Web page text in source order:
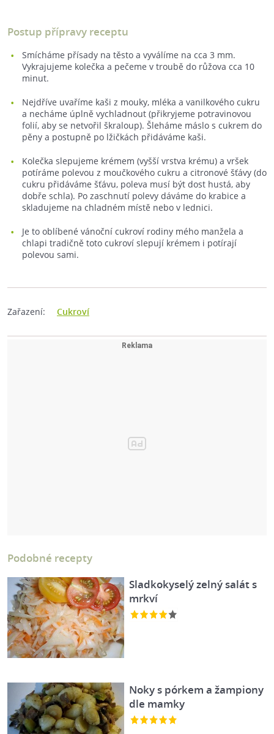
Postup přípravy receptu
Smícháme přísady na těsto a vyválíme na cca 3 mm.
Vykrajujeme kolečka a pečeme v troubě do růžova cca 10
minut.
Nejdříve uvaříme kaši z mouky, mléka a vanilkového cukru
a necháme úplně vychladnout (přikryjeme potravinovou
folií, aby se netvořil škraloup). Šleháme máslo s cukrem do
pěny a postupně po lžičkách přidáváme kaši.
Kolečka slepujeme krémem (vyšší vrstva krému) a vršek
potíráme polevou z moučkového cukru a citronové šťávy (do
cukru přidáváme šťávu, poleva musí být dost hustá, aby
dobře schla). Po zaschnutí polevy dáváme do krabice a
skladujeme na chladném místě nebo v lednici.
Je to oblíbené vánoční cukroví rodiny mého manžela a
chlapi tradičně toto cukroví slepují krémem i potírají
polevou sami.
Zařazení: Cukroví
Podobné recepty
Sladkokyselý zelný salát s
mrkví
Noky s pórkem a žampiony
dle mamky